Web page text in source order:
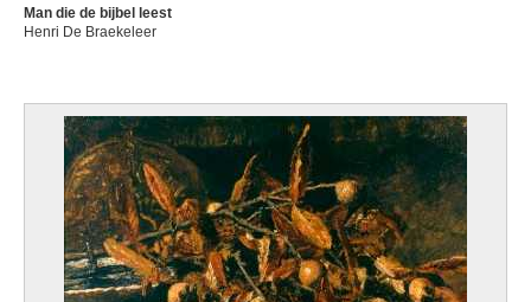
Man die de bijbel leest
Henri De Braekeleer